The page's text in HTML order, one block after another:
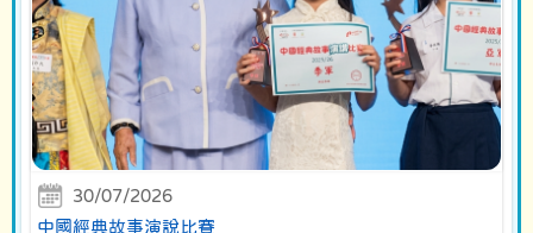
30/07/2026
中國經典故事演說比賽